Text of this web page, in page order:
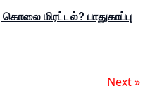
மிரட்டல்? பாதுகாப்பு
Next »